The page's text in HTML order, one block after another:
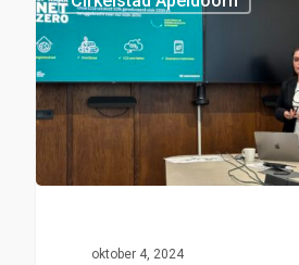
oktober 4, 2024